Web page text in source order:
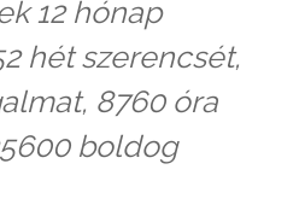
12 hónap
hét szerencsét,
8760 óra
boldog